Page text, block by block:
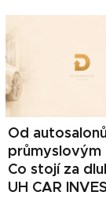
Od
průmyslovým
Co stojí za
UH CAR